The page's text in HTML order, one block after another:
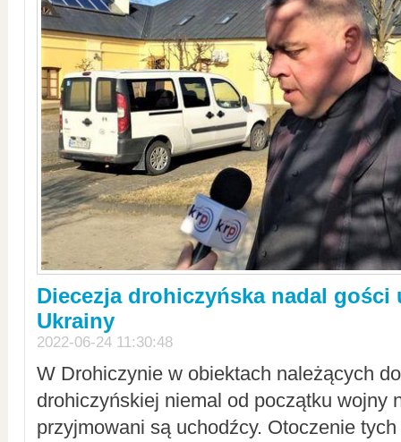
Diecezja drohiczyńska nadal gości
Ukrainy
2022-06-24 11:30:48
W Drohiczynie w obiektach należących
drohiczyńskiej niemal od początku wojny
przyjmowani są uchodźcy. Otoczenie